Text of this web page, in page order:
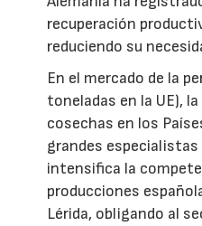
recuperación
reduciendo su
En el mercado de la
toneladas en la UE),
cosechas en los
grandes
intensifica la
producciones
Lérida, obligando al